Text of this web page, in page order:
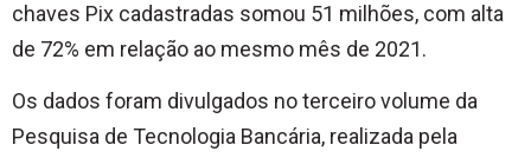
chaves Pix cadastradas somou 51 milhões, com alta
de 72% em relação ao mesmo mês de 2021.
Os dados foram divulgados no terceiro volume da
Pesquisa de Tecnologia Bancária, realizada pela